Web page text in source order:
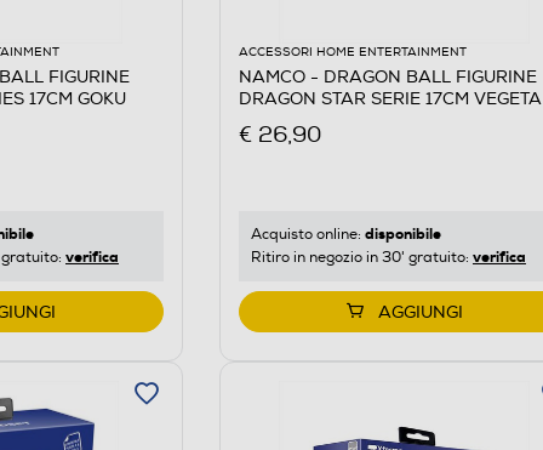
FIGURINE
17CM GOKU
verifica
ACCESSORI HOME ENTERTAINMENT
NAMCO - DRAGON BALL FIGURINE
DRAGON STAR SERIE 17CM VEGETA
€ 26,90
Acquisto online: disponibile
Ritiro in negozio in 30' gratuito: verifica
AGGIUNGI